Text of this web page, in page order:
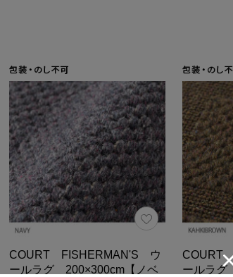
COURT FISHERMAN'S ウ
ールラグ 200×300cm【ノベ
COURT
ールラ